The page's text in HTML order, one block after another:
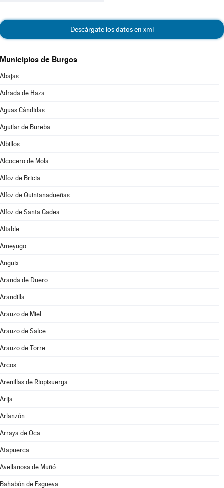
Descárgate los datos en xml
Municipios de Burgos
Abajas
Adrada de Haza
Aguas Cándidas
Aguilar de Bureba
Albillos
Alcocero de Mola
Alfoz de Bricia
Alfoz de Quintanadueñas
Alfoz de Santa Gadea
Altable
Ameyugo
Anguix
Aranda de Duero
Arandilla
Arauzo de Miel
Arauzo de Salce
Arauzo de Torre
Arcos
Arenillas de Riopisuerga
Arija
Arlanzón
Arraya de Oca
Atapuerca
Avellanosa de Muñó
Bahabón de Esgueva